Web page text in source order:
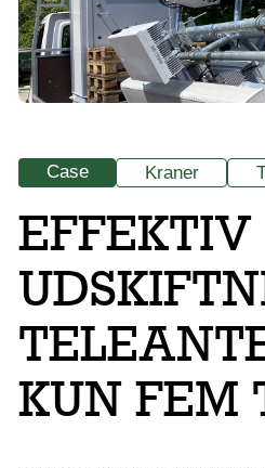
Case Kraner
EFFEKTIV
KUN FEM